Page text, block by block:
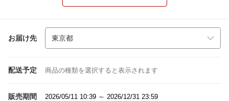
お届け先
配送予定 商品の種類を選択すると表示されます
販売期間
2026/05/11 10:39 ～ 2026/12/31 23:59